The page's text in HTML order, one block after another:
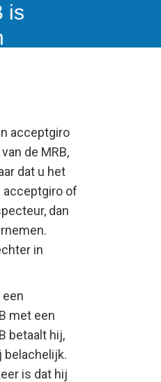
is
acceptgiro
de MRB,
dat u het
acceptgiro of
dan
in
met een
betaalt hij,
belachelijk.
is dat hij